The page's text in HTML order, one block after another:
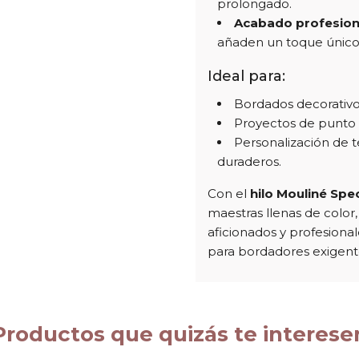
prolongado.
Acabado
añaden un toque
Ideal para:
Bordados
Proyectos de
Personalización de
duraderos.
Con el hilo Mouliné
maestras llenas de
aficionados y
para bordadores
que quizás te